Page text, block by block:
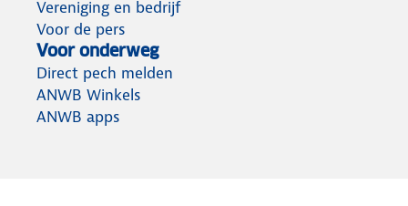
Vereniging en bedrijf
Voor de pers
Voor onderweg
Direct pech melden
ANWB Winkels
ANWB apps